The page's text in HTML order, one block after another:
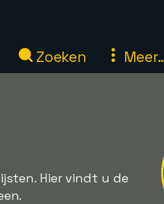
Zoeken
Hier vindt u de